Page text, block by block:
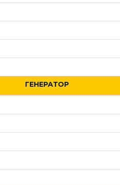
ГЕНЕРАТОР